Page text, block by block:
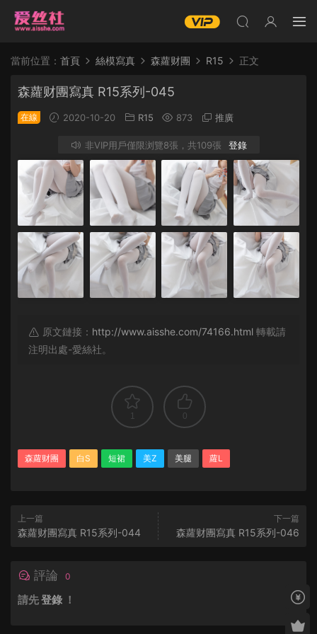
當前位置： 首頁 絲模寫真 森蘿财團 R15 正文
森蘿财團寫真 R15系列-045
在線 2020-10-20 R15 873 推廣
非VIP用戶僅限浏覽8張，共109張 登錄
原文鏈接： http://www.aisshe.com/74166.html 轉載請
注明出處-愛絲社。
1 0
森蘿财團 白S 短裙 美Z 美腿 蘿L
上一篇
森蘿财團寫真 R15系列-044
下一篇
森蘿财團寫真 R15系列-046
評論 0
請先登錄 ！